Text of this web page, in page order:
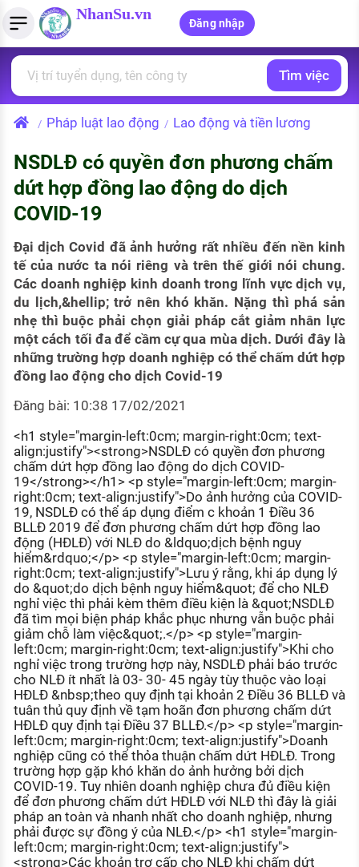
NhanSu.vn
Đăng nhập
Tìm việc làm
Việc làm ngành luật
Việc làm lương cao
Việc làm tốt nhất
CÔNG TY
Danh sách nhà tuyển dụng
Nhà tuyển dụng hàng đầu
Quản lý CV
Tải CV lên
Tạo CV trực tuyến
MẪU CV THEO STYLE
Mẫu CV đơn giản
Mẫu CV hiện đại
Tính lương Gross - Net
Tính thuế thu nhập cá nhân
Tính trợ cấp thất nghiệp
PHÁP LUẬT VIỆT NAM
Văn bản pháp luật
PHÁP LUẬT LAO ĐỘNG
Lao động và tiền lương
Thuế thu nhập
Hồ sơ biểu mẫu
Chính sách lao động
KHÁM PHÁ NGHỀ NGHIỆP
Tử vi nghề nghiệp
Kỹ năng nghề nghiệp
HƯỚNG NGHIỆP VIỆC LÀM
Đặc trưng từng nghề
Xu hướng việc làm
XÂY DỰNG VÀ PHÁT TRIỂN ĐỘI NGŨ
NHÂN SỰ
TUYỂN DỤNG VIỆC LÀM
Tìm việc
/ Pháp luật lao động / Lao động và tiền lương
NSDLĐ có quyền đơn phương chấm
dứt hợp đồng lao động do dịch
COVID-19
Đại dịch Covid đã ảnh hưởng rất nhiều đến nền kinh
tế của nước ta nói riêng và trên thế giới nói chung.
Các doanh nghiệp kinh doanh trong lĩnh vực dịch vụ,
du lịch,&hellip; trở nên khó khăn. Nặng thì phá sản
nhẹ thì buộc phải chọn giải pháp cắt giảm nhân lực
một cách tối đa để cầm cự qua mùa dịch. Dưới đây là
những trường hợp doanh nghiệp có thể chấm dứt hợp
đồng lao động cho dịch Covid-19
Đăng bài: 10:38 17/02/2021
<h1 style="margin-left:0cm; margin-right:0cm; text-
align:justify"><strong>NSDLĐ có quyền đơn phương
chấm dứt hợp đồng lao động do dịch COVID-
19</strong></h1> <p style="margin-left:0cm; margin-
right:0cm; text-align:justify">Do ảnh hưởng của COVID-
19, NSDLĐ có thể áp dụng điểm c khoản 1 Điều 36
BLLĐ 2019 để đơn phương chấm dứt hợp đồng lao
động (HĐLĐ) với NLĐ do &ldquo;dịch bệnh nguy
hiểm&rdquo;</p> <p style="margin-left:0cm; margin-
right:0cm; text-align:justify">Lưu ý rằng, khi áp dụng lý
do &quot;do dịch bệnh nguy hiểm&quot; để cho NLĐ
nghỉ việc thì phải kèm thêm điều kiện là &quot;NSDLĐ
đã tìm mọi biện pháp khắc phục nhưng vẫn buộc phải
giảm chỗ làm việc&quot;.</p> <p style="margin-
left:0cm; margin-right:0cm; text-align:justify">Khi cho
nghỉ việc trong trường hợp này, NSDLĐ phải báo trước
cho NLĐ ít nhất là 03- 30- 45 ngày tùy thuộc vào loại
HĐLĐ &nbsp;theo quy định tại khoản 2 Điều 36 BLLĐ và
tuân thủ quy định về tạm hoãn đơn phương chấm dứt
HĐLĐ quy định tại Điều 37 BLLĐ.</p> <p style="margin-
left:0cm; margin-right:0cm; text-align:justify">Doanh
nghiệp cũng có thể thỏa thuận chấm dứt HĐLĐ. Trong
trường hợp gặp khó khăn do ảnh hưởng bởi dịch
COVID-19. Tuy nhiên doanh nghiệp chưa đủ điều kiện
để đơn phương chấm dứt HĐLĐ với NLĐ thì đây là giải
pháp an toàn và nhanh nhất cho doanh nghiệp, nhưng
phải được sự đồng ý của NLĐ.</p> <h1 style="margin-
left:0cm; margin-right:0cm; text-align:justify">
<strong>Các khoản trợ cấp cho NLĐ khi chấm dứt